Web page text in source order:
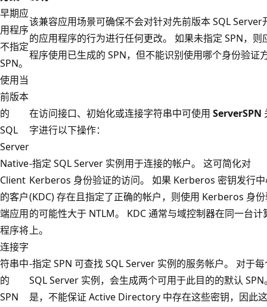
早期应
用程序
不指定
SPN。
该兼容应用场景可确保不会对针对先前版本 SQL Server
的应用程序的行为进行任何更改。 如果未指定 SPN，则
程序使用已生成的 SPN，但不能识别使用哪个身份验证
使用当
前版本
的
SQL
Server
Native
Client
的客户
端应用
程序将
连接字
符串中
的
SPN
在访问接口、初始化或连接字符串中可使用 ServerSPN
字进行以下操作：
-指定 SQL Server 实例用于连接的帐户。 这可简化对
Kerberos 身份验证的访问。 如果 Kerberos 密钥发行
(KDC) 存在且指定了正确的帐户，则使用 Kerberos 身
的可能性大于 NTLM。 KDC 通常与域控制器在同一台计
上。
-指定 SPN 可查找 SQL Server 实例的服务帐户。 对于每
SQL Server 实例，会生成两个可用于此目的的默认 SPN
是，不能保证 Active Directory 中存在这些密钥，因此